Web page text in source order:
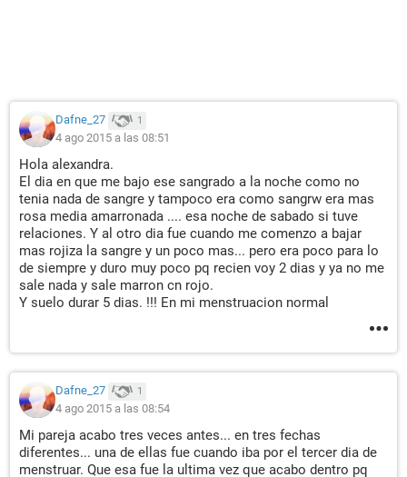
Dafne_27 1
4 ago 2015 a las 08:51
Hola alexandra.
El dia en que me bajo ese sangrado a la noche como no
tenia nada de sangre y tampoco era como sangrw era mas
rosa media amarronada .... esa noche de sabado si tuve
relaciones. Y al otro dia fue cuando me comenzo a bajar
mas rojiza la sangre y un poco mas... pero era poco para lo
de siempre y duro muy poco pq recien voy 2 dias y ya no me
sale nada y sale marron cn rojo.
Y suelo durar 5 dias. !!! En mi menstruacion normal
Dafne_27 1
4 ago 2015 a las 08:54
Mi pareja acabo tres veces antes... en tres fechas
diferentes... una de ellas fue cuando iba por el tercer dia de
menstruar. Que esa fue la ultima vez que acabo dentro pq